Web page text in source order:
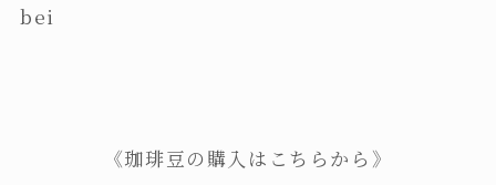
bei
《珈琲豆の購入はこちらから》